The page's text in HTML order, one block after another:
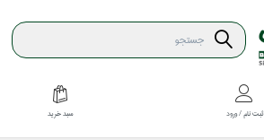
ثبت نام / ورود سبد خريد